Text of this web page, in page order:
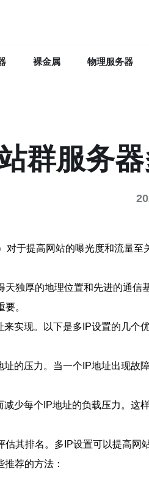
裸金属 物理服务器
群服务
于提高网站的曝光度和流量
独厚的地理位置和先进的通
。
实现。以下是多IP设置的几个优
的压力。当一个IP地址出现故
少每个IP地址的负载压力。这
其排名。多IP设置可以提高
荐的方法：